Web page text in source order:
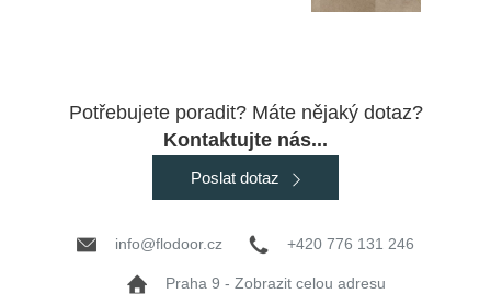
Potřebujete poradit? Máte nějaký dotaz?
Kontaktujte nás...
Poslat dotaz
info@flodoor.cz +420 776 131 246
Praha 9 - Zobrazit celou adresu